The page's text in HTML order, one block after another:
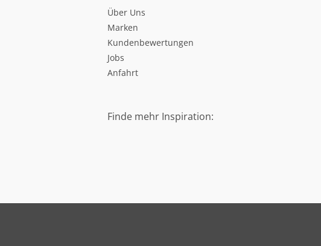
Über Uns
Marken
Kundenbewertungen
Jobs
Anfahrt
Finde mehr Inspiration: